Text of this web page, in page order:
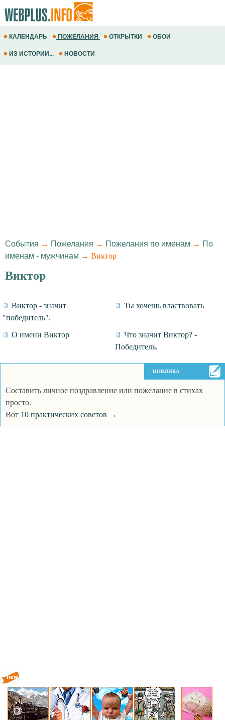
КАЛЕНДАРЬ ПОЖЕЛАНИЯ ОТКРЫТКИ ОБОИ
ИЗ ИСТОРИИ... НОВОСТИ
События → Пожелания → Пожелания по именам → По
именам - мужчинам → Виктор
Виктор
Виктор - значит
"победитель".
Ты хочешь властвовать
О имени Виктор
Что значит Виктор? -
Победитель.
НОВИНКА
Составить личное поздравление или пожелание в стихах
просто.
Вот 10 практических советов →